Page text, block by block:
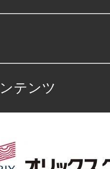
各社における債権、
を行うため。
商品、サービスを提
grp/company/about/
テンツ